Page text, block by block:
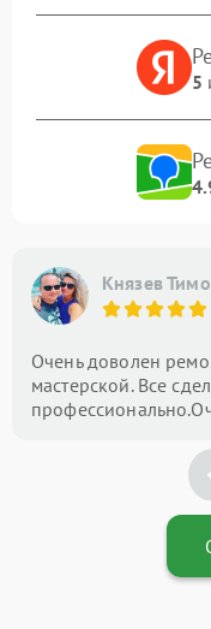
5
Князев
Очень доволен
мастерской. Все